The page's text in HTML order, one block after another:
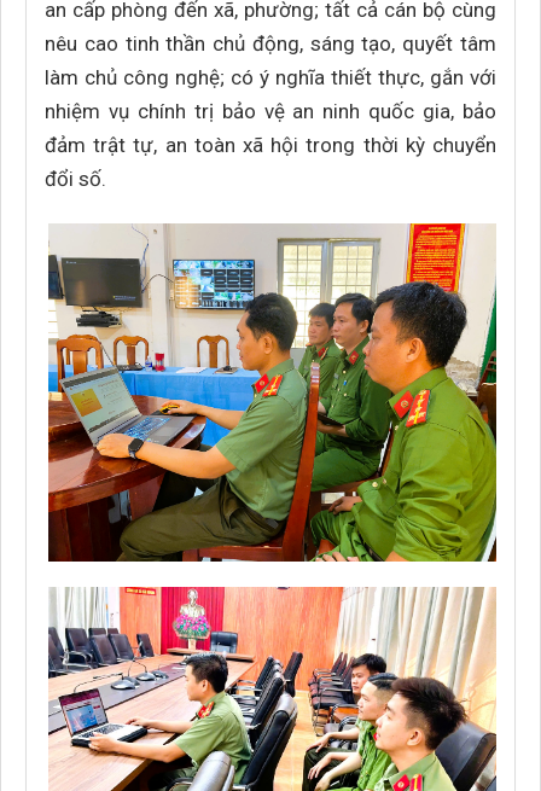
an cấp phòng đến xã, phường; tất cả cán bộ cùng
nêu cao tinh thần chủ động, sáng tạo, quyết tâm
làm chủ công nghệ; có ý nghĩa thiết thực, gắn với
nhiệm vụ chính trị bảo vệ an ninh quốc gia, bảo
đảm trật tự, an toàn xã hội trong thời kỳ chuyển
đổi số.